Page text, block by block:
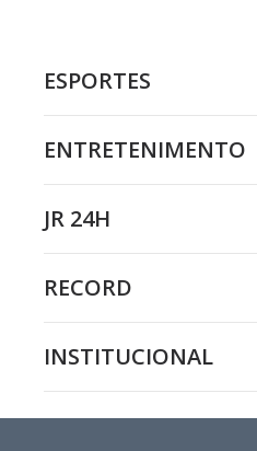
ESPORTES
ENTRETENIMENTO
JR 24H
RECORD
INSTITUCIONAL